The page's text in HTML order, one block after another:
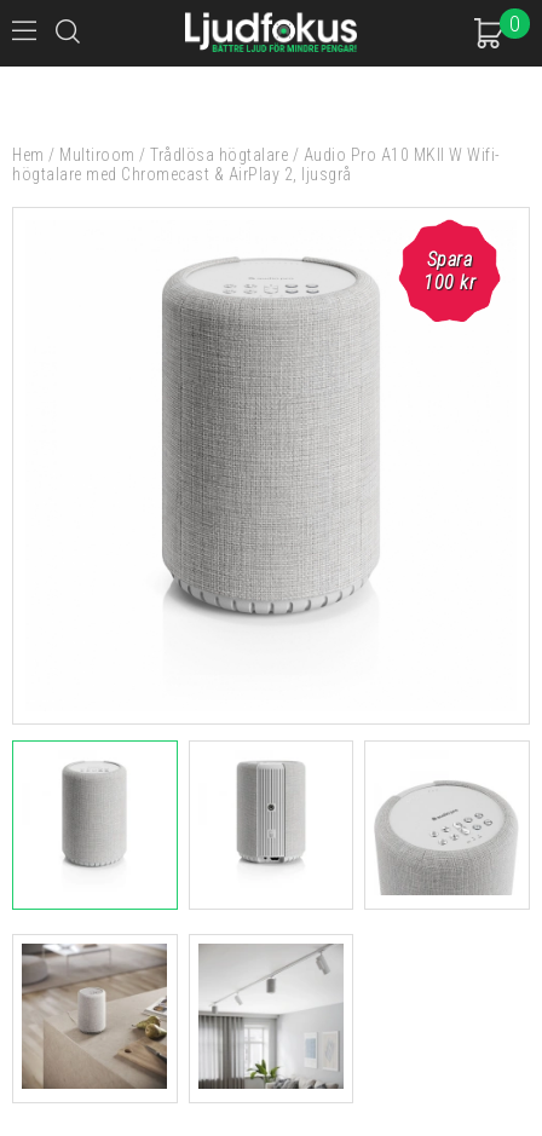
0
Hem / Multiroom / Trådlösa högtalare / Audio Pro A10 MKII W Wifi-
högtalare med Chromecast & AirPlay 2, ljusgrå
Spara
100kr